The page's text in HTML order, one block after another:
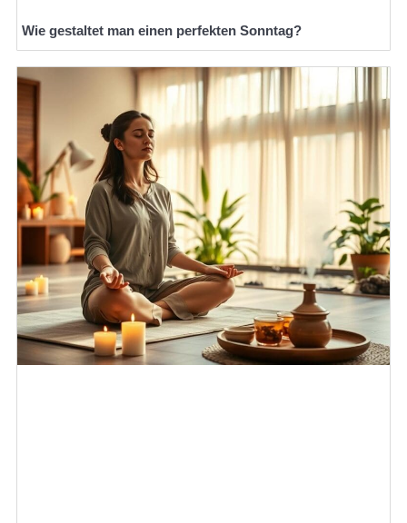
Wie gestaltet man einen perfekten Sonntag?